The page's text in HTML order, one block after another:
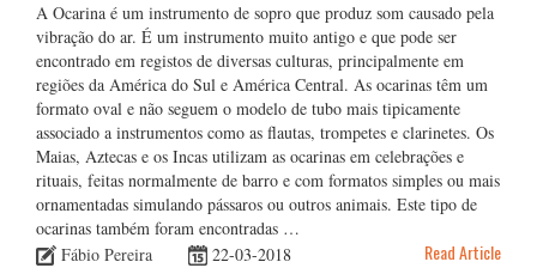
A Ocarina é um instrumento de sopro que produz som causado pela
vibração do ar. É um instrumento muito antigo e que pode ser
encontrado em registos de diversas culturas, principalmente em
regiões da América do Sul e América Central. As ocarinas têm um
formato oval e não seguem o modelo de tubo mais tipicamente
associado a instrumentos como as flautas, trompetes e clarinetes. Os
Maias, Aztecas e os Incas utilizam as ocarinas em celebrações e
rituais, feitas normalmente de barro e com formatos simples ou mais
ornamentadas simulando pássaros ou outros animais. Este tipo de
ocarinas também foram encontradas …
Fábio Pereira
22-03-2018 Read Article